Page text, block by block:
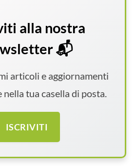
alla nostra
📬
articoli e aggiornamenti
tua casella di posta.
ISCRIVITI